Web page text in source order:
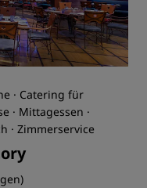
· Catering für
· Mittagessen ·
· Zimmerservice